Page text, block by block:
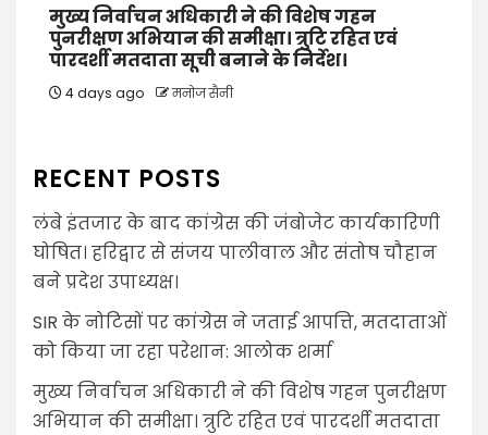
मुख्य निर्वाचन अधिकारी ने की विशेष गहन
पुनरीक्षण अभियान की समीक्षा। त्रुटि रहित एवं
पारदर्शी मतदाता सूची बनाने के निर्देश।
4 days ago मनोज सैनी
RECENT POSTS
लंबे इंतजार के बाद कांग्रेस की जंबोजेट कार्यकारिणी
घोषित। हरिद्वार से संजय पालीवाल और संतोष चौहान
बने प्रदेश उपाध्यक्ष।
SIR के नोटिसों पर कांग्रेस ने जताई आपत्ति, मतदाताओं
को किया जा रहा परेशान: आलोक शर्मा
मुख्य निर्वाचन अधिकारी ने की विशेष गहन पुनरीक्षण
अभियान की समीक्षा। त्रुटि रहित एवं पारदर्शी मतदाता